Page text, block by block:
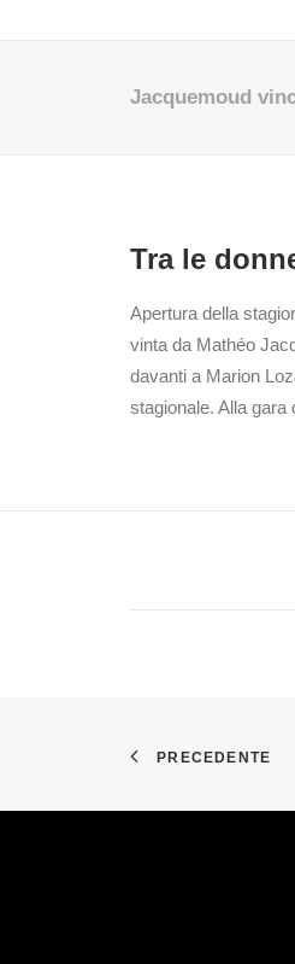
Jacquemoud
Tra le
Apertura della
vinta da Mathéo
davanti a Marion
stagionale. Alla gara
PRECEDENTE